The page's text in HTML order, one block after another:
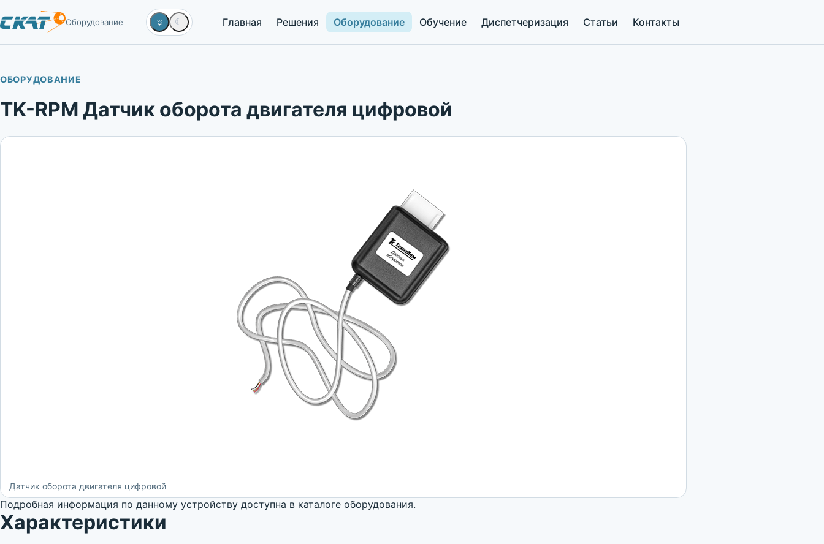
Оборудование ☼ ☾ Главная Решения Оборудование Обучение Диспетчеризация Статьи Контакты
ОБОРУДОВАНИЕ
TK-RPM Датчик оборота двигателя цифровой
Датчик оборота двигателя цифровой
Подробная информация по данному устройству доступна в каталоге оборудования.
Характеристики